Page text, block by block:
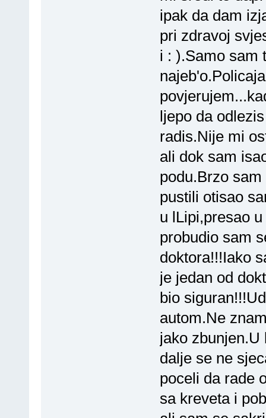
ipak da dam
pri zdravoj
i : ).Samo sam
ljepo da
radis.Nije mi
ali dok sam
podu.Brzo
pustili otisao
u lLipi,presao
probudio sam
doktora!!!Iako
je jedan od
bio
autom.Ne
jako
dalje se ne
poceli da rade
sa kreveta i